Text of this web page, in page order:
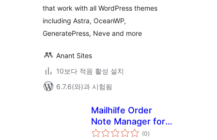
that work with all WordPress themes
including Astra, OceanWP,
GeneratePress, Neve and more
Anant Sites
10보다 적음 활성 설치
6.7.6(와)과 시험됨
Mailhilfe Order
Note Manager for
WooCommerce
(0전
체)